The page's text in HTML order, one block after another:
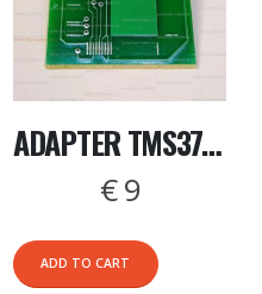
ADAPTER TMS374C003A
ADD TO CART